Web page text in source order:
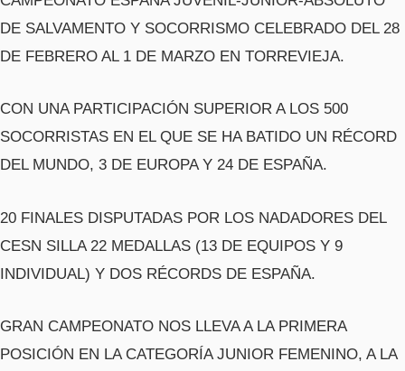
DE SALVAMENTO Y SOCORRISMO CELEBRADO DEL 28
DE FEBRERO AL 1 DE MARZO EN TORREVIEJA.
CON UNA PARTICIPACIÓN SUPERIOR A LOS 500
SOCORRISTAS EN EL QUE SE HA BATIDO UN RÉCORD
DEL MUNDO, 3 DE EUROPA Y 24 DE ESPAÑA.
20 FINALES DISPUTADAS POR LOS NADADORES DEL
CESN SILLA 22 MEDALLAS (13 DE EQUIPOS Y 9
INDIVIDUAL) Y DOS RÉCORDS DE ESPAÑA.
GRAN CAMPEONATO NOS LLEVA A LA PRIMERA
POSICIÓN EN LA CATEGORÍA JUNIOR FEMENINO, A LA